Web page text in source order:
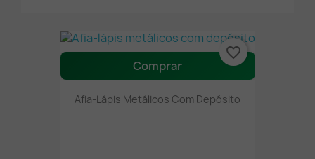
Comprar
Afia-Lápis Metálicos Com Depósito
favorite_border